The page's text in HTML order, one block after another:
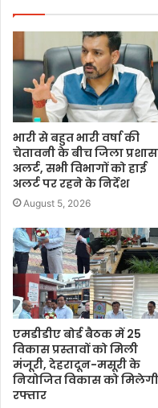
भारी से बहुत भारी वर्षा की
चेतावनी के बीच जिला
अलर्ट, सभी विभागों को हाई
अलर्ट पर रहने के निर्देश
August 5, 2026
एमडीडीए बोर्ड बैठक में 25
विकास प्रस्तावों को मिली
मंजूरी, देहरादून-मसूरी के
नियोजित विकास को मिलेगी
रफ्तार